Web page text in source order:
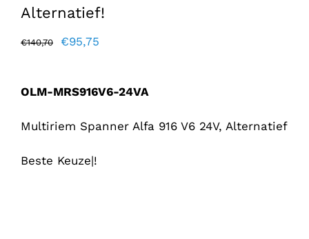
Alternatief!
€140,70
Oorspronkelijke
€95,75
OLM-MRS916V6-24VA
Multiriem Spanner Alfa 916 V6 24V, Alternatief
Beste Keuze|!